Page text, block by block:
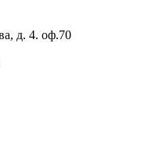
д. 4. оф.70